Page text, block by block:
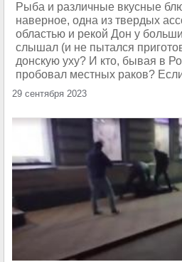
Рыба и различные вкусные
наверное, одна из твердых
областью и рекой Дон у
слышал (и не пытался
донскую уху? И кто, бывая в
пробовал местных раков?
29 сентября 2023